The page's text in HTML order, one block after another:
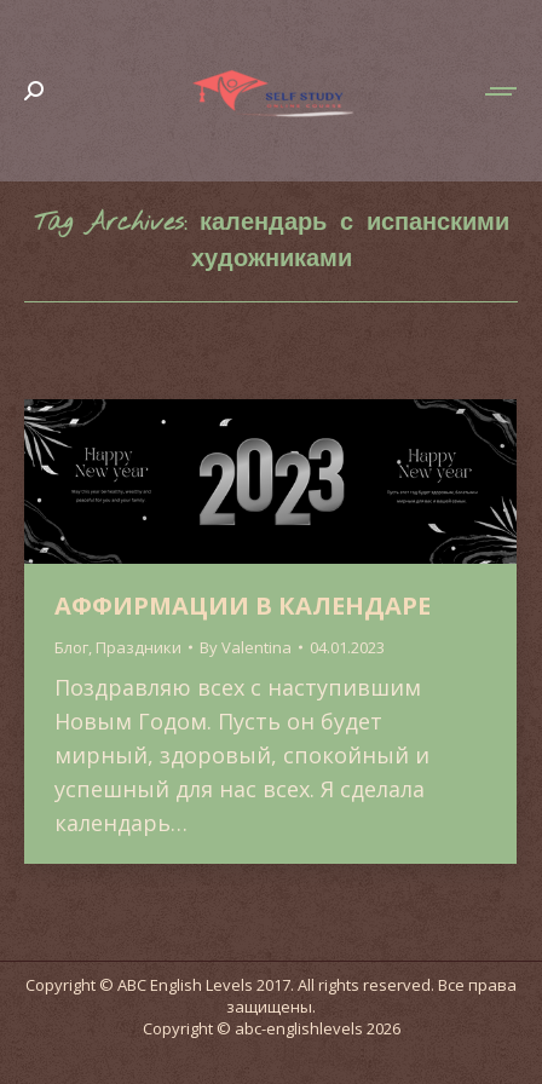
Search:
Tag Archives: календарь с испанскими
художниками
You are here:
АФФИРМАЦИИ В КАЛЕНДАРЕ
Блог, Праздники ByValentina 04.01.2023
Поздравляю всех с наступившим
Новым Годом. Пусть он будет
мирный, здоровый, спокойный и
успешный для нас всех. Я сделала
календарь…
Copyright © ABC English Levels 2017. All rights reserved. Все права
защищены.
Copyright © abc-englishlevels 2026